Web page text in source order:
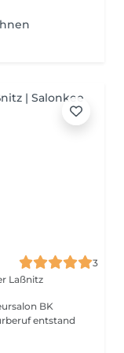
3
Laßnitz
BK